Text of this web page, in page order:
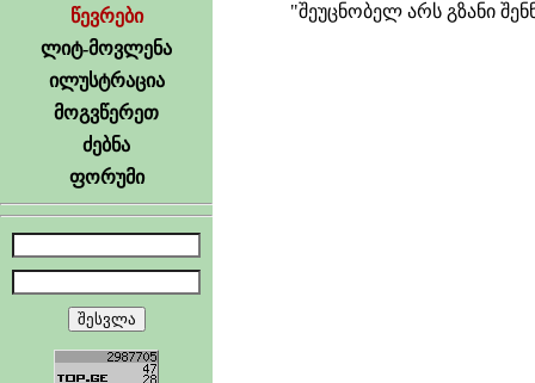
წევრები
ლიტ-მოვლენა
ილუსტრაცია
მოგვწერეთ
ძებნა
ფორუმი
"შეუცნობელ არს გზანი